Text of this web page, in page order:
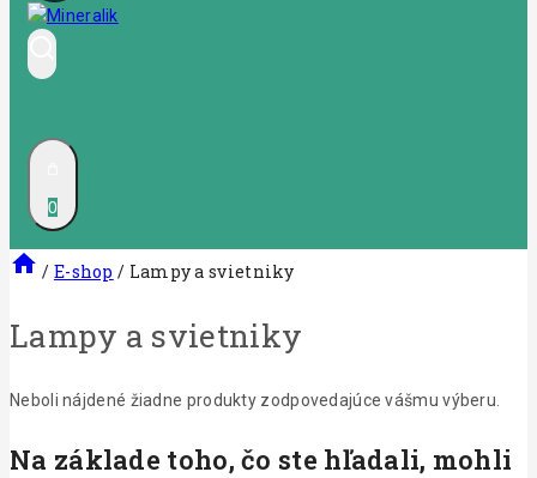
0
/ E-shop / Lampy a svietniky
Lampy a svietniky
Neboli nájdené žiadne produkty zodpovedajúce vášmu výberu.
Na základe toho, čo ste hľadali, mohli